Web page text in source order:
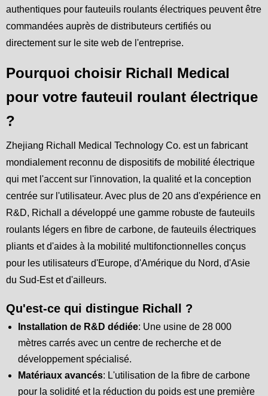
authentiques pour fauteuils roulants électriques peuvent être
commandées auprès de distributeurs certifiés ou
directement sur le site web de l'entreprise.
Pourquoi choisir Richall Medical
pour votre fauteuil roulant électrique
?
Zhejiang Richall Medical Technology Co. est un fabricant
mondialement reconnu de dispositifs de mobilité électrique
qui met l'accent sur l'innovation, la qualité et la conception
centrée sur l'utilisateur. Avec plus de 20 ans d'expérience en
R&D, Richall a développé une gamme robuste de fauteuils
roulants légers en fibre de carbone, de fauteuils électriques
pliants et d'aides à la mobilité multifonctionnelles conçus
pour les utilisateurs d'Europe, d'Amérique du Nord, d'Asie
du Sud-Est et d'ailleurs.
Qu'est-ce qui distingue Richall ?
Installation de R&D dédiée: Une usine de 28 000
mètres carrés avec un centre de recherche et de
développement spécialisé.
Matériaux avancés: L'utilisation de la fibre de carbone
pour la solidité et la réduction du poids est une première